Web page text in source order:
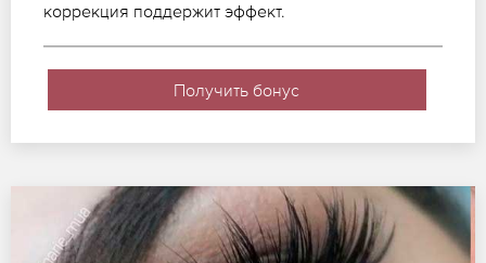
коррекция поддержит эффект.
Получить бонус